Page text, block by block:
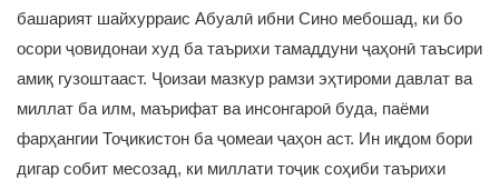
башарият шайхурраис Абуалӣ ибни Сино мебошад, ки бо
осори ҷовидонаи худ ба таърихи тамаддуни ҷаҳонӣ таъсири
амиқ гузоштааст. Ҷоизаи мазкур рамзи эҳтироми давлат ва
миллат ба илм, маърифат ва инсонгароӣ буда, паёми
фарҳангии Тоҷикистон ба ҷомеаи ҷаҳон аст. Ин иқдом бори
дигар собит месозад, ки миллати тоҷик соҳиби таърихи